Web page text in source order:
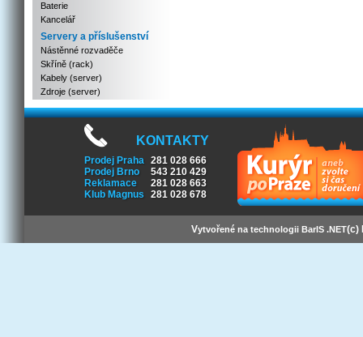
Baterie
Kancelář
Servery a příslušenství
Nástěnné rozvaděče
Skříně (rack)
Kabely (server)
Zdroje (server)
KONTAKTY
Prodej Praha 281 028 666
Prodej Brno
543 210 429
Reklamace
281 028 663
Klub Magnus
281 028 678
Vytvořené na technologii BarIS .NET(c)